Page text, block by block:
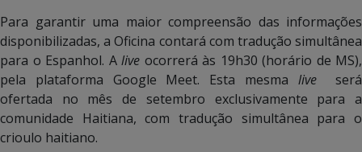
Para garantir uma maior compreensão das informações
disponibilizadas, a Oficina contará com tradução simultânea
para o Espanhol. A live ocorrerá às 19h30 (horário de MS),
pela plataforma Google Meet. Esta mesma live
será
ofertada no mês de setembro exclusivamente para a
comunidade Haitiana, com tradução simultânea para o
crioulo haitiano.